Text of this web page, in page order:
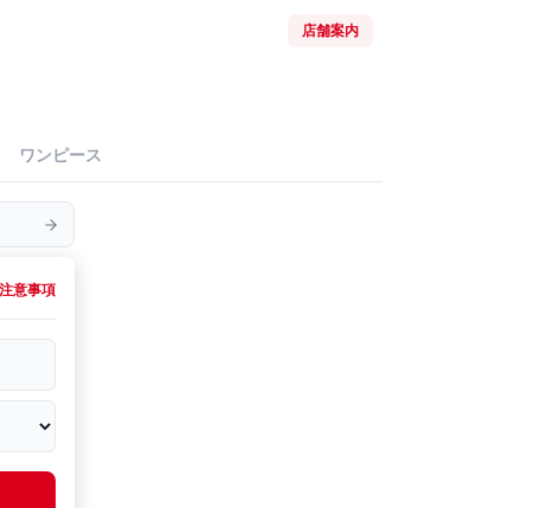
店舗案内
ワンピース
意事項